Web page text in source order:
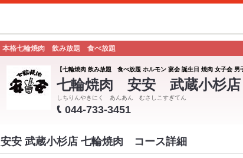
本格七輪焼肉 飲み放題 食べ放題
【七輪焼肉 飲み放題 食べ放題 ホルモン 宴会 誕生日 焼肉 女子会 男
七輪焼肉 安安 武蔵小杉店
しちりんやきにく あんあん むさしこすぎてん
044-733-3451
安安 武蔵小杉店 七輪焼肉 コース詳細